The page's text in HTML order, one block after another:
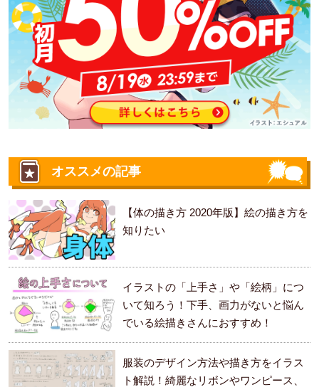
オススメの記事
【体の描き方 2020年版】絵の描き方を
知りたい
イラストの「上手さ」や「絵柄」につ
いて知ろう！下手、画力がないと悩ん
でいる絵描きさんにおすすめ！
服装のデザイン方法や描き方をイラス
ト解説！綺麗なリボンやワンピース、